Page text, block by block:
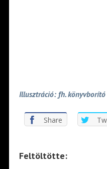
Illusztráció: fh. könyvborító
Share
Feltöltötte: